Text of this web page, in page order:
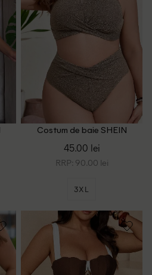
Costum de baie SHEIN
45.00 lei
RRP: 90.00 lei
3XL